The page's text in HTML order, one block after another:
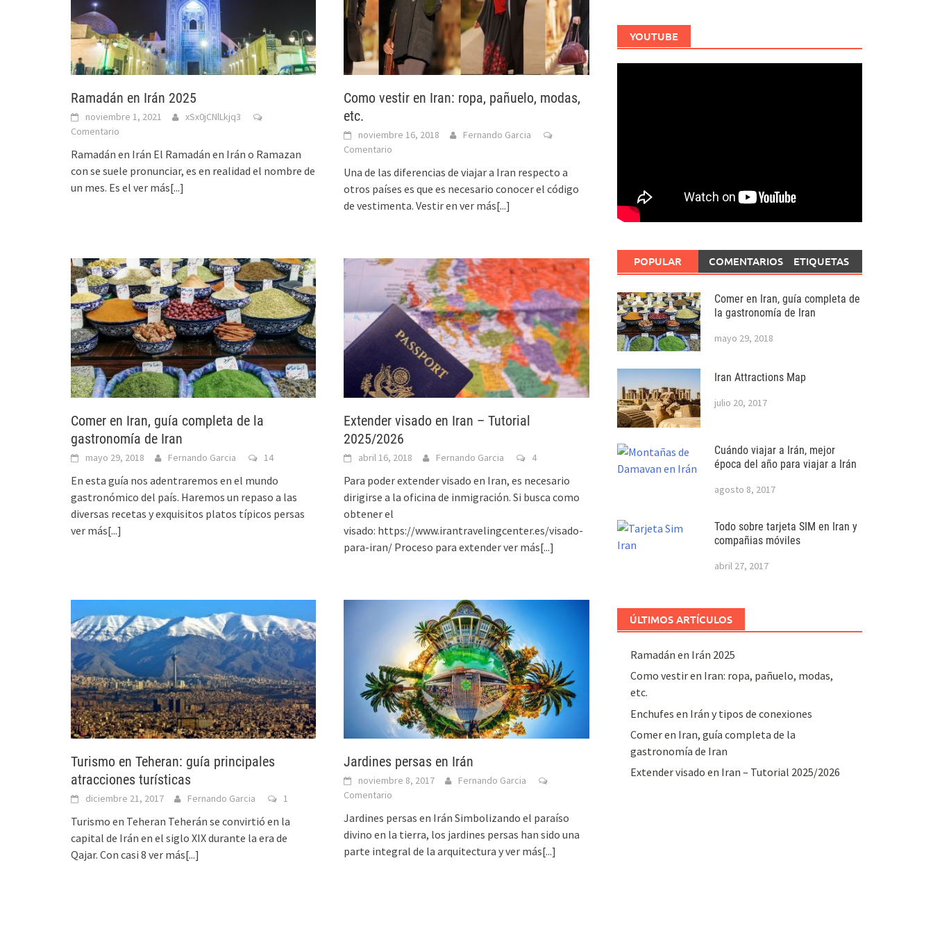
Ramadán en Irán 2025
noviembre 1, 2021
xSx0jCNlLkjq3
Comentario
Ramadán en Irán El Ramadán en Irán o Ramazan
con se suele pronunciar, es en realidad el nombre de
un mes. Es el ver más[...]
Como vestir en Iran: ropa, pañuelo, modas,
etc.
noviembre 16, 2018
Fernando Garcia
Comentario
Una de las diferencias de viajar a Iran respecto a
otros países es que es necesario conocer el código
de vestimenta. Vestir enver más[...]
Comer en Iran, guía completa de la
gastronomía de Iran
mayo 29, 2018 Fernando Garcia 14
En esta guía nos adentraremos en el mundo
gastronómico del país. Haremos un repaso a las
diversas recetas y exquisitos platos típicos persas
ver más[...]
Extender visado en Iran – Tutorial
2025/2026
abril 16, 2018 Fernando Garcia 4
Para poder extender visado en Iran, es necesario
dirigirse a la oficina de inmigración. Si busca como
obtener el
visado: https://www.irantravelingcenter.es/visado-
para-iran/ Proceso para extenderver más[...]
Turismo en Teheran: guía principales
atracciones turísticas
diciembre 21, 2017 Fernando Garcia 1
Turismo en Teheran Teherán se convirtió en la
capital de Irán en el siglo XIX durante la era de
Qajar. Con casi 8 ver más[...]
Jardines persas en Irán
noviembre 8, 2017
Fernando Garcia
Comentario
Jardines persas en Irán Simbolizando el paraíso
divino en la tierra, los jardines persas han sido una
parte integral de la arquitectura yver más[...]
YOUTUBE
POPULAR COMENTARIOS ETIQUETAS
Comer en Iran, guía completa de
la gastronomía de Iran
mayo 29, 2018
Iran Attractions Map
julio 20, 2017
Cuándo viajar a Irán, mejor
época del año para viajar a Irán
agosto 8, 2017
Todo sobre tarjeta SIM en Iran y
compañias móviles
abril 27, 2017
ÚLTIMOS ARTÍCULOS
Ramadán en Irán 2025
Como vestir en Iran: ropa, pañuelo, modas,
etc.
Enchufes en Irán y tipos de conexiones
Comer en Iran, guía completa de la
gastronomía de Iran
Extender visado en Iran – Tutorial 2025/2026